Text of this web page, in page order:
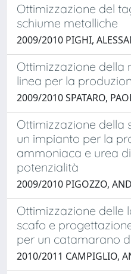
Ottimizzazione del
schiume metalliche
2009/2010 PIGHI,
Ottimizzazione della
linea per la
2009/2010 SPATARO,
Ottimizzazione della
un impianto per la
ammoniaca e urea
potenzialità
2009/2010 PIGOZZO,
Ottimizzazione delle
scafo e
per un catamarano
2010/2011 CAMPIGLIO,